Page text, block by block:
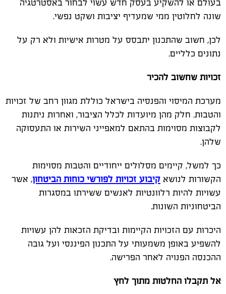
בעולם או להשקיע בעסק חדש עשוי לבחור באסטרטגיה
שונה לחלוטין ממי שמעדיף יציבות ושקט נפשי.
לכן, חשוב שהתכנון יתבסס על מטרות אישיות ולא רק על
נתונים כלליים.
זכויות שחשוב להכיר
מערכת המיסוי והפנסיה בישראל כוללת מגוון רחב של זכויות
והטבות. חלק מהן מיועדות לכלל הציבור, ואחרות ניתנות
לקבוצות מסוימות בהתאם למאפייני השירות או התעסוקה
שלהן.
כך למשל, קיימים מסלולים ייחודיים והטבות מסוימות
הקשורות לנושא קיבוע זכויות לפורשי כוחות הביטחון, אשר
עשויות להיות רלוונטיות לאנשים ששירתו במסגרות
הביטחוניות השונות.
היכרות עם הזכויות הקיימות ובדיקת הזכאות להן עשויות
להשפיע באופן משמעותי על התכנון הפיננסי ועל גובה
ההכנסה הפנויה לאחר הפרישה.
אל תקבלו החלטות מתוך לחץ